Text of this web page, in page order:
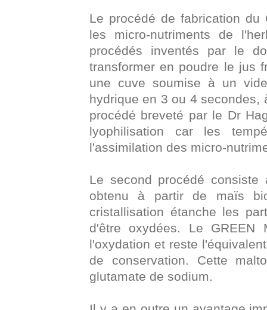
Le procédé de fabrication du
les micro-nutriments de
procédés inventés par le
transformer en poudre le jus
une cuve soumise à un
hydrique en 3 ou 4 secondes,
procédé breveté par le Dr
lyophilisation car les
l'assimilation des micro-
Le second procédé
obtenu à partir de maïs
cristallisation étanche les
d'être oxydées. Le
l'oxydation et reste
de conservation. Cette
glutamate de sodium.